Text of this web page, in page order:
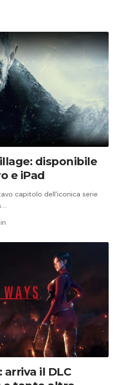
disponibile
e iPad
capitolo dell'iconica serie
arriva il DLC